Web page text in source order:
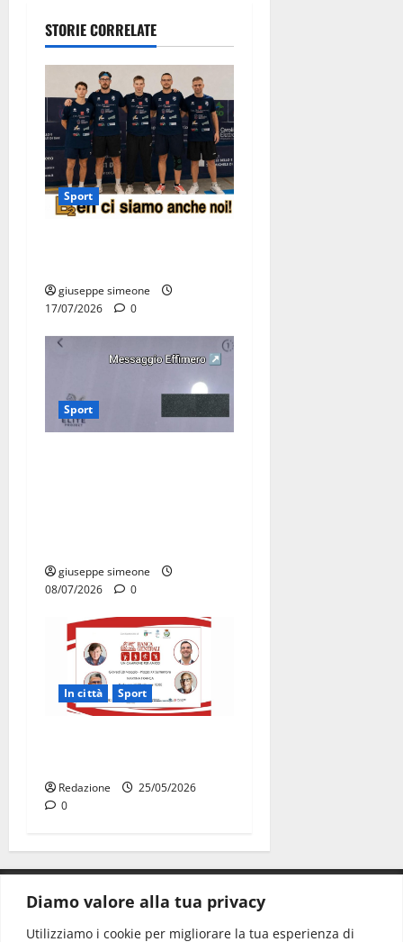
Diamo valore alla tua privacy
Utilizziamo i cookie per migliorare la tua esperienza di
STORIE CORRELATE
Sport
giuseppe simeone
17/07/2026
0
Sport
giuseppe simeone
08/07/2026
0
In città Sport
Redazione
25/05/2026
0
CONTATTI.